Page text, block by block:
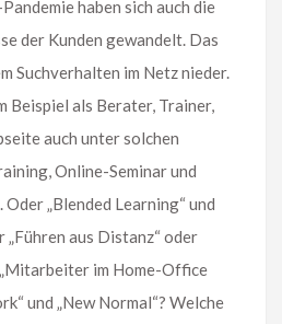
haben sich auch die
der Kunden gewandelt. Das
Suchverhalten im Netz nieder.
Beispiel als Berater, Trainer,
auch unter solchen
Online-Seminar und
„Blended Learning“ und
„Führen aus Distanz“ oder
im Home-Office
und „New Normal“? Welche